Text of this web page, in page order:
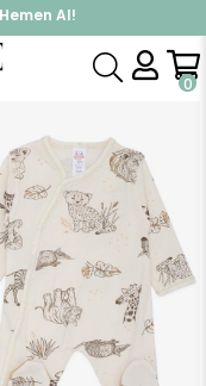
Al!
Üye Ol!
0